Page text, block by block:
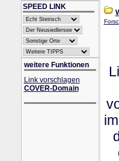
SPEED LINK
weitere Funktionen
Link vorschlagen
COVER-Domain